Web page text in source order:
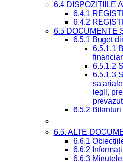
6.4 DISPOZIȚIILE
6.4.1
6.4.2
6.5 DOCUMENTE
6.5.1 Buget
6.5.1.1
6.5.1.2
6.5.1.3
legii,
6.5.2
6.6. ALTE
6.6.1
6.6.2
6.6.3